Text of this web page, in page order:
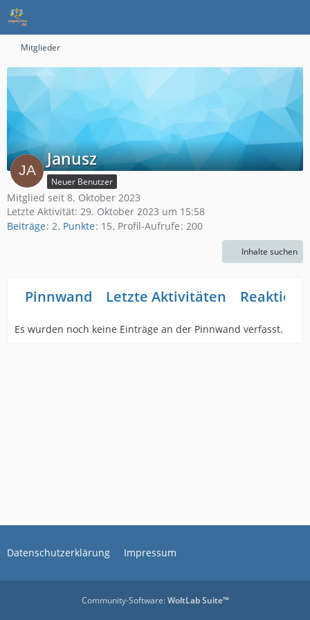
Mitglieder
Janusz
Neuer Benutzer
Mitglied seit 8. Oktober 2023
Letzte Aktivität: 29. Oktober 2023 um 15:58
Beiträge 2 Punkte 15 Profil-Aufrufe 200
Inhalte suchen
Pinnwand Letzte Aktivitäten
Es wurden noch keine Einträge an der Pinnwand verfasst.
Datenschutzerklärung Impressum
Community-Software:WoltLab Suite™